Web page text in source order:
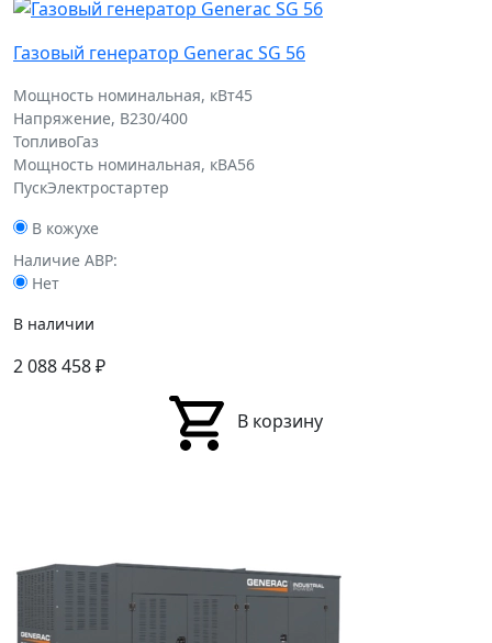
Газовый генератор Generac SG 56
Мощность номинальная, кВт45
Напряжение, В230/400
ТопливоГаз
Мощность номинальная, кВА56
ПускЭлектростартер
В кожухе
Наличие АВР:
Нет
В наличии
2 088 458₽
В корзину